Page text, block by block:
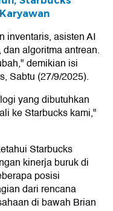
inventaris, asisten AI
algoritma antrean.
demikian isi
Sabtu (27/9/2025).
yang dibutuhkan
ke Starbucks kami,"
Starbucks
kinerja buruk di
posisi
dari rencana
di bawah Brian